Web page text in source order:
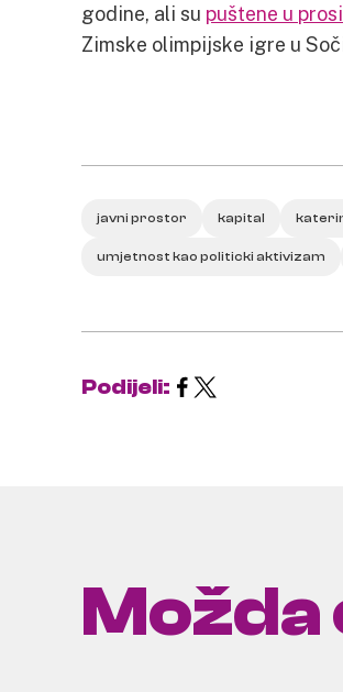
godine, ali su puštene u
Zimske olimpijske igre u
javni prostor kapital
umjetnost kao politicki aktivizam
Podijeli:
Možda